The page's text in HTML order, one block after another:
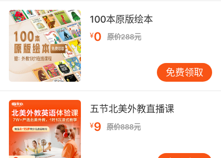
少儿英语在线听力培养孩子的辨音能力很关键的
一点就是“听”，在正确方式的指导下孩子的听力
水平就可以得到快速的提升。
100本原版绘本
¥0 原价288元
免费领取
五节北美外教直播课
¥9 原价888元